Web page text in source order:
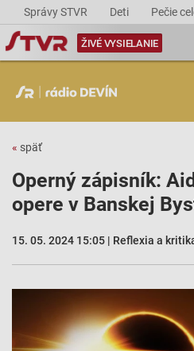
Správy STVR Deti Pečie
ŽIVÉ VYSIELANIE
« späť
Operný zápisník:
opere v Banskej
15. 05. 2024 15:05 | Reflexia a